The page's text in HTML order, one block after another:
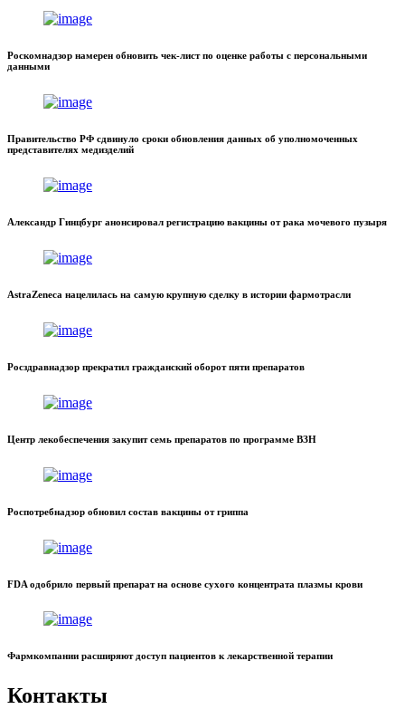
Роскомнадзор намерен обновить чек-лист по оценке работы с персональными
данными
Правительство РФ сдвинуло сроки обновления данных об уполномоченных
представителях медизделий
Александр Гинцбург анонсировал регистрацию вакцины от рака мочевого пузыря
AstraZeneca нацелилась на самую крупную сделку в истории фармотрасли
Росздравнадзор прекратил гражданский оборот пяти препаратов
Центр лекобеспечения закупит семь препаратов по программе ВЗН
Роспотребнадзор обновил состав вакцины от гриппа
FDA одобрило первый препарат на основе сухого концентрата плазмы крови
Фармкомпании расширяют доступ пациентов к лекарственной терапии
Контакты